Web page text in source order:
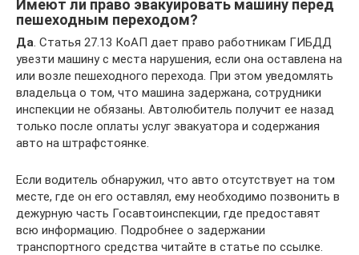
Имеют ли право эвакуировать машину перед
пешеходным переходом?
Да . Статья 27.13 КоАП дает право работникам ГИБДД
увезти машину с места нарушения, если она оставлена на
или возле пешеходного перехода. При этом уведомлять
владельца о том, что машина задержана, сотрудники
инспекции не обязаны. Автолюбитель получит ее назад
только после оплаты услуг эвакуатора и содержания
авто на штрафстоянке.
Если водитель обнаружил, что авто отсутствует на том
месте, где он его оставлял, ему необходимо позвонить в
дежурную часть Госавтоинспекции, где предоставят
всю информацию. Подробнее о задержании
транспортного средства читайте в статье по ссылке.